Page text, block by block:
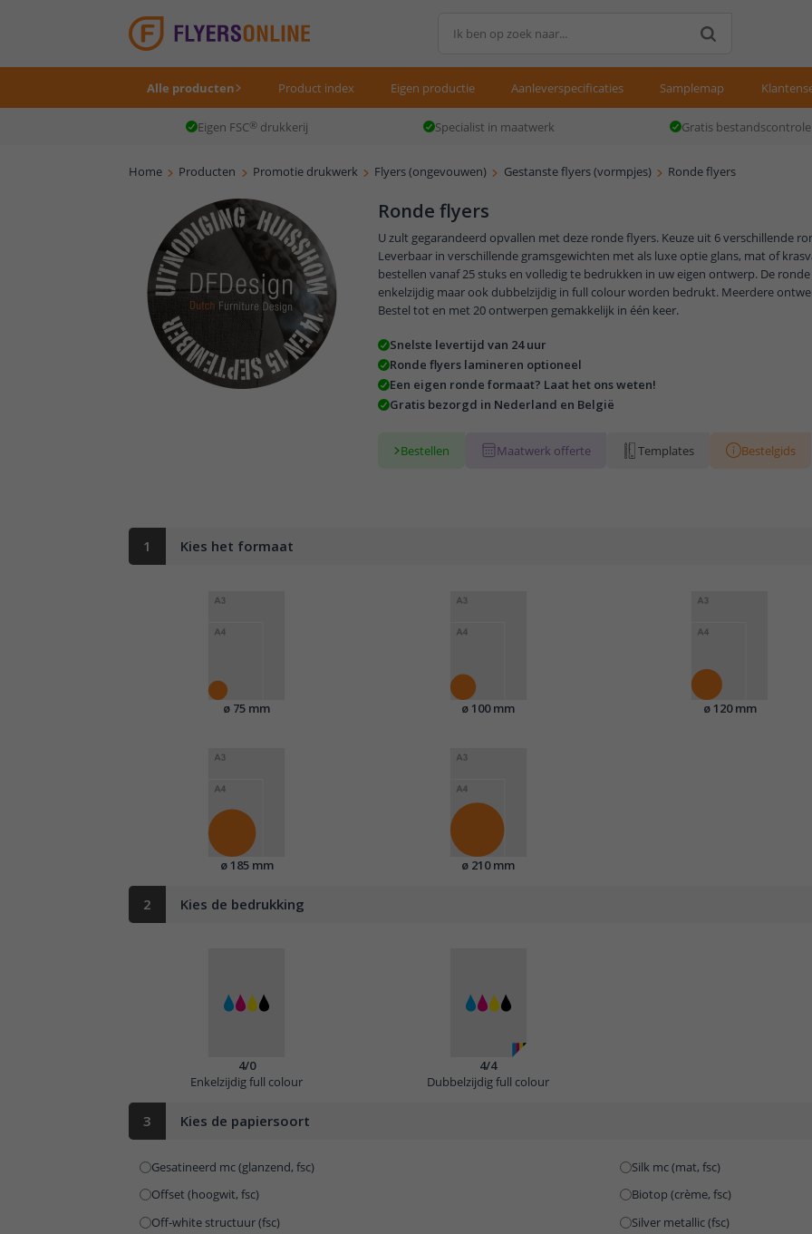
Alle producten Product index Eigen productie Aanleverspecificaties Samplemap
Eigen FSC® drukkerij Specialist in maatwerk Gratis bestandscontrole
Home Producten Promotie drukwerk Flyers (ongevouwen) Gestanste flyers (vormpjes) Ronde flyers
Ronde flyers
U zult gegarandeerd opvallen met deze ronde flyers. Keuze uit 6 verschillende
Leverbaar in verschillende gramsgewichten met als luxe optie glans, mat of
bestellen vanaf 25 stuks en volledig te bedrukken in uw eigen ontwerp. De
enkelzijdig maar ook dubbelzijdig in full colour worden bedrukt. Meerdere
Bestel tot en met 20 ontwerpen gemakkelijk in één keer.
Snelste levertijd van 24 uur
Ronde flyers lamineren optioneel
Een eigen ronde formaat? Laat het ons weten!
Gratis bezorgd in Nederland en België
Bestellen Maatwerk offerte Templates Bestelgids
1 Kies het formaat
ø 75 mm ø 100 mm ø 120 mm
ø 185 mm ø 210 mm
2 Kies de bedrukking
4/0
Enkelzijdig full colour
4/4
Dubbelzijdig full colour
3 Kies de papiersoort
Gesatineerd mc (glanzend, fsc)
Silk mc (mat, fsc)
Offset (hoogwit, fsc)
Biotop (crème, fsc)
Off-white structuur (fsc)
Silver metallic (fsc)